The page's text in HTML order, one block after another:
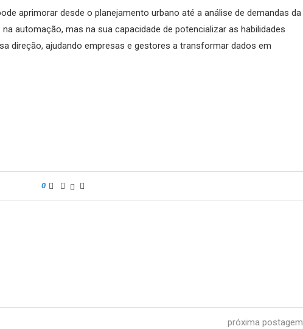
aprimorar desde o planejamento urbano até a análise de demandas da
automação, mas na sua capacidade de potencializar as habilidades
direção, ajudando empresas e gestores a transformar dados em
0
próxima postagem